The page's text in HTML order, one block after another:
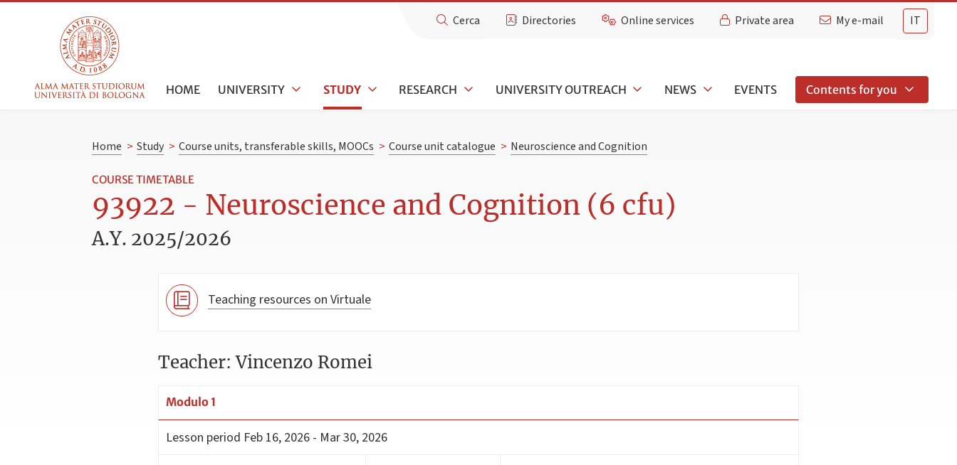
IT
Cerca Directories Online services Private area My e-mail
HOME UNIVERSITY STUDY RESEARCH UNIVERSITY OUTREACH NEWS EVENTS Contents for you
Home > Study > Course units, transferable skills, MOOCs > Course unit catalogue > Neuroscience and Cognition
COURSE TIMETABLE
93922 - Neuroscience and Cognition (6 cfu)
A.Y. 2025/2026
Teaching resources on Virtuale
Teacher: Vincenzo Romei
Modulo 1
Lesson period Feb 16, 2026 - Mar 30, 2026